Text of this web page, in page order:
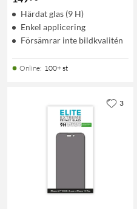
Härdat glas (9 H)
Enkel applicering
Försämrar inte bildkvalitén
Online: 100+ st
3